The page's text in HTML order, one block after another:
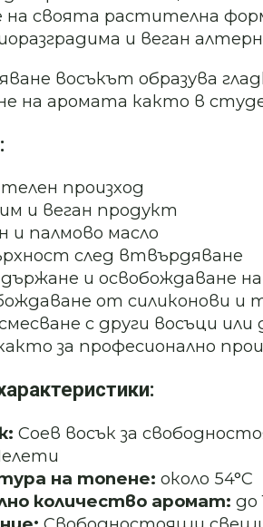
на своята растителна
и веган
восъкът образува
на аромата както в
произход
и веган продукт
и палмово масло
след втвърдяване
и освобождаване
от силиконови и
с други восъци или
за професионално
Соев восък за
на топене: около 54°C
количество аромат: до